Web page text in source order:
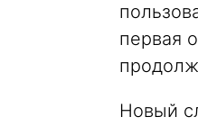
первая
Новый